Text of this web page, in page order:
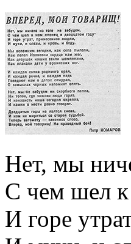
Нет, мы
С чем шел к
И горе